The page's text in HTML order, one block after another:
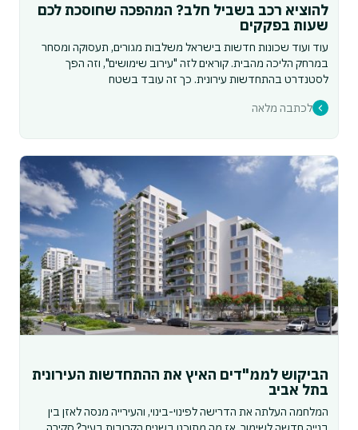
להוציא רכב בשביל חלב? המהפכה שחוסכת לכם
שעות בפקקים
עוד ועוד שכונות חדשות בישראל משלבות מגורים, תעסוקה ומסחר
במרחק הליכה מהבית. קוראים לזה "עירוב שימושים", וזה הפך
לסטנדרט בהתחדשות עירונית. כך זה עובד בשטח
לכתבה מלאה
הביקוש לממ"דים האיץ את ההתחדשות העירונית
בתל אביב
המלחמה העלתה את הדרישה לפינוי-בינוי, והעירייה מנסה לאזן בין